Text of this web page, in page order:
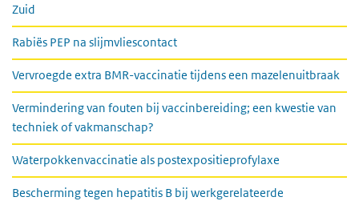
Zuid
Rabiës PEP na slijmvliescontact
Vervroegde extra BMR-vaccinatie tijdens een mazelenuitbraak
Vermindering van fouten bij vaccinbereiding; een kwestie van
techniek of vakmanschap?
Waterpokkenvaccinatie als postexpositieprofylaxe
Bescherming tegen hepatitis B bij werkgerelateerde